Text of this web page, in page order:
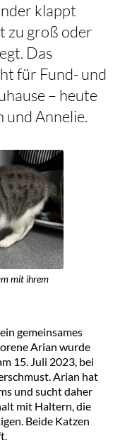
klappt
zu groß oder
Das
für Fund- und
– heute
und Annelie.
mit ihrem
gemeinsames
Arian wurde
15. Juli 2023, bei
Arian hat
und sucht daher
mit Haltern, die
Beide Katzen